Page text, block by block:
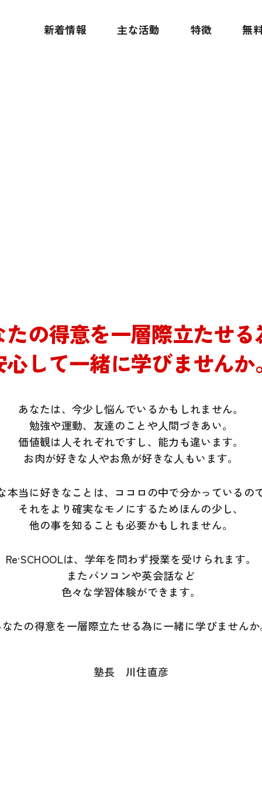
新着情報 主な活動 特徴 無
たの得意を一層際立たせる
心して一緒に学びませんか。
あなたは、今少し悩んでいるかもしれません。
勉強や運動、友達のことや人間づきあい。
価値観は人それぞれですし、能力も違います。
お肉が好きな人やお魚が好きな人もいます。
本当に好きなことは、ココロの中で分かっているので
それをより確実なモノにするためほんの少し、
他の事を知ることも必要かもしれません。
Re·SCHOOLは、学年を問わず授業を受けられます。
またパソコンや英会話など
色々な学習体験ができます。
たの得意を一層際立たせる為に一緒に学びませんか
塾長 川住直彦